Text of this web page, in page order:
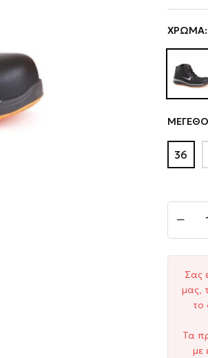
ΧΡΩΜΑ:
36
Σας
μας,
το
Τα
με